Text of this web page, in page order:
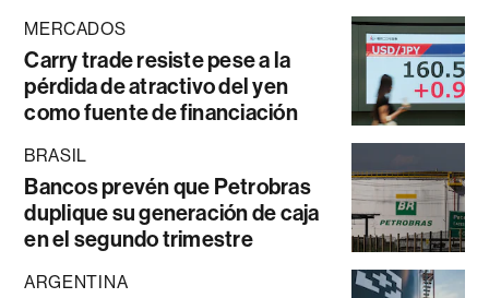
MERCADOS
Carry trade resiste pese a la
pérdida de atractivo del yen
como fuente de financiación
BRASIL
Bancos prevén que Petrobras
duplique su generación de caja
en el segundo trimestre
ARGENTINA